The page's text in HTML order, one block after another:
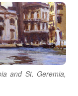
and St. Geremia,